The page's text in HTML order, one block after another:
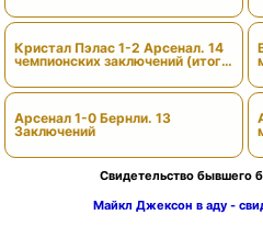
Кристал Пэлас 1-2 Арсенал. 14
чемпионских заключений (итоги
Арсенал 1-0 Бернли. 13
Заключений
Свидетельство бывшего
Майкл Джексон в аду -